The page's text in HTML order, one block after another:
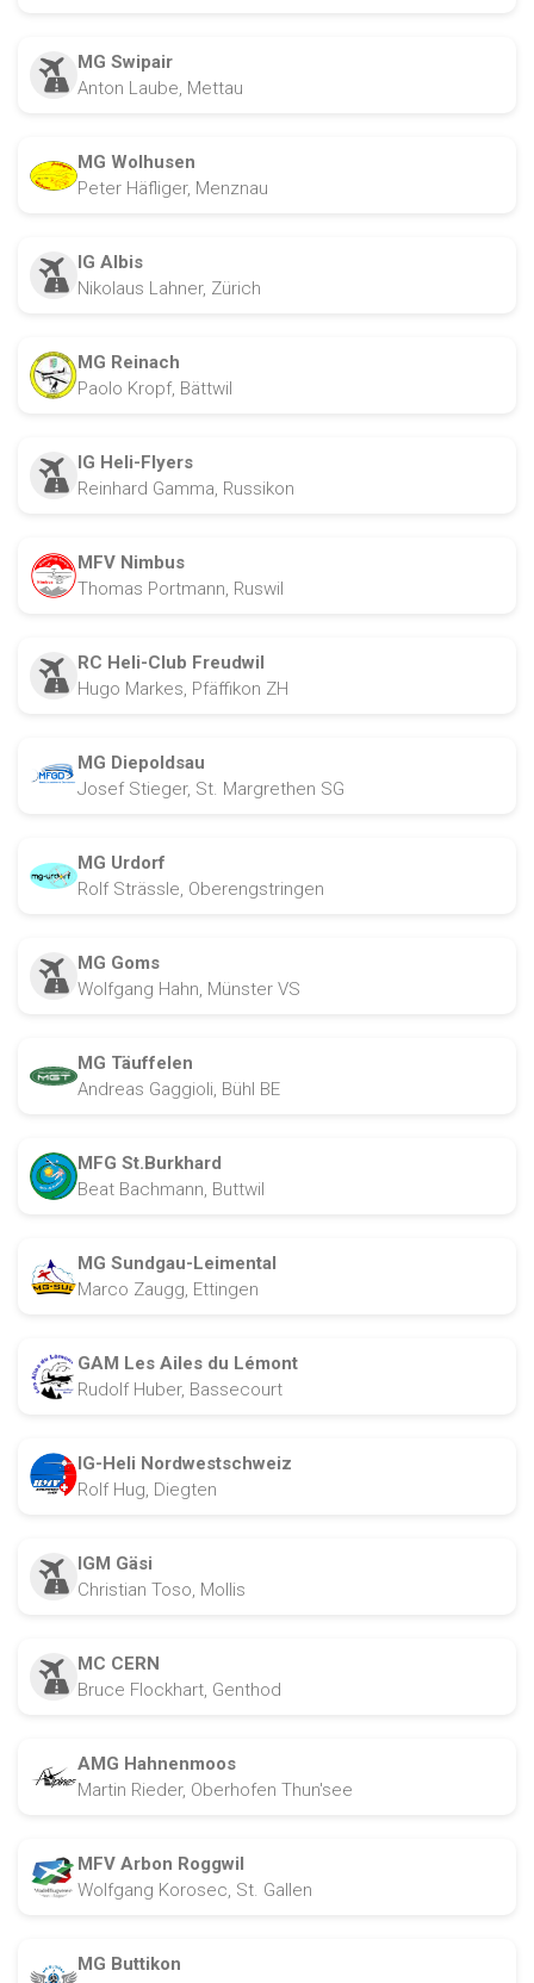
MG Swipair
Anton Laube, Mettau
MG Wolhusen
Peter Häfliger, Menznau
IG Albis
Nikolaus Lahner, Zürich
MG Reinach
Paolo Kropf, Bättwil
IG Heli-Flyers
Reinhard Gamma, Russikon
MFV Nimbus
Thomas Portmann, Ruswil
RC Heli-Club Freudwil
Hugo Markes, Pfäffikon ZH
MG Diepoldsau
Josef Stieger, St. Margrethen SG
MG Urdorf
Rolf Strässle, Oberengstringen
MG Goms
Wolfgang Hahn, Münster VS
MG Täuffelen
Andreas Gaggioli, Bühl BE
MFG St.Burkhard
Beat Bachmann, Buttwil
MG Sundgau-Leimental
Marco Zaugg, Ettingen
GAM Les Ailes du Lémont
Rudolf Huber, Bassecourt
IG-Heli Nordwestschweiz
Rolf Hug, Diegten
IGM Gäsi
Christian Toso, Mollis
MC CERN
Bruce Flockhart, Genthod
AMG Hahnenmoos
Martin Rieder, Oberhofen Thun'see
MFV Arbon Roggwil
Wolfgang Korosec, St. Gallen
MG Buttikon